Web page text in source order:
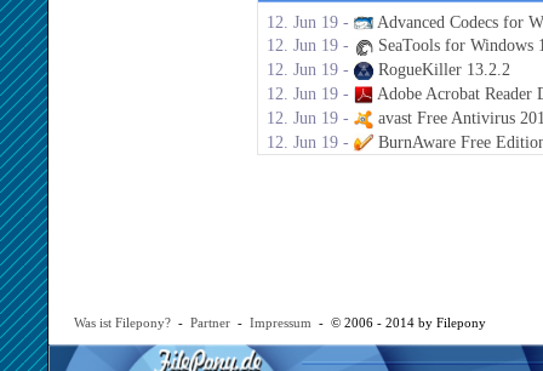
12. Jun 19 -
Advanced Codecs for
12. Jun 19 -
SeaTools for Windows
12. Jun 19 -
RogueKiller 13.2.2
12. Jun 19 -
Adobe Acrobat Reader
12. Jun 19 -
avast Free Antivirus
12. Jun 19 -
BurnAware Free
Was ist Filepony? - Partner - Impressum - © 2006 - 2014 by Filepony